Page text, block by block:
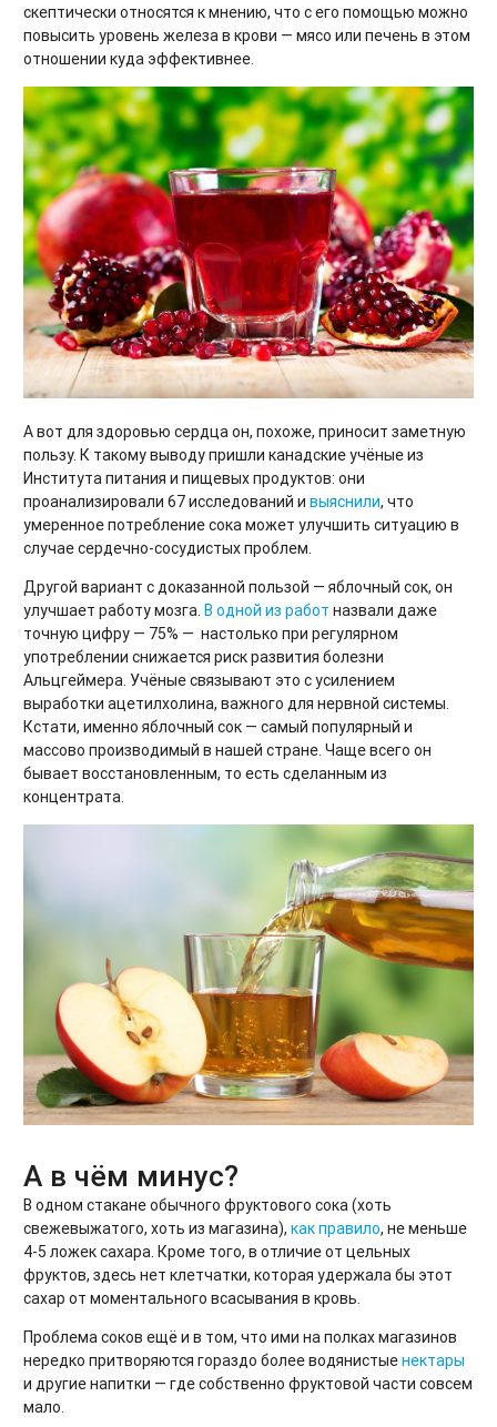
скептически относятся к мнению, что с его помощью можно
повысить уровень железа в крови — мясо или печень в этом
отношении куда эффективнее.
А вот для здоровью сердца он, похоже, приносит заметную
пользу. К такому выводу пришли канадские учёные из
Института питания и пищевых продуктов: они
проанализировали 67 исследований и выяснили, что
умеренное потребление сока может улучшить ситуацию в
случае сердечно-сосудистых проблем.
Другой вариант с доказанной пользой — яблочный сок, он
улучшает работу мозга. В одной из работ назвали даже
точную цифру — 75% — настолько при регулярном
употреблении снижается риск развития болезни
Альцгеймера. Учёные связывают это с усилением
выработки ацетилхолина, важного для нервной системы.
Кстати, именно яблочный сок — самый популярный и
массово производимый в нашей стране. Чаще всего он
бывает восстановленным, то есть сделанным из
концентрата.
А в чём минус?
В одном стакане обычного фруктового сока (хоть
свежевыжатого, хоть из магазина), как правило, не меньше
4-5 ложек сахара. Кроме того, в отличие от цельных
фруктов, здесь нет клетчатки, которая удержала бы этот
сахар от моментального всасывания в кровь.
Проблема соков ещё и в том, что ими на полках магазинов
нередко притворяются гораздо более водянистыенектары
и другие напитки — где собственно фруктовой части совсем
мало.